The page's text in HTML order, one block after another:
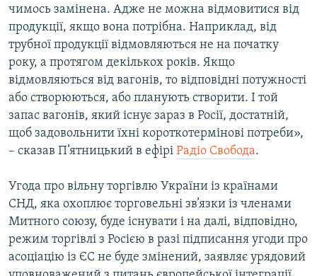
чимось замінена. Адже не можна відмовитися від
продукції, якщо вона потрібна. Наприклад, від
трубної продукції відмовляються не на початку
року, а протягом декількох років. Якщо
відмовляються від вагонів, то відповідні потужності
або створюються, або планують створити. І той
запас вагонів, який існує зараз в Росії, достатній,
щоб задовольнити їхні короткотермінові потреби»,
– сказав П’ятницький в ефірі Радіо Свобода.
Угода про вільну торгівлю України із країнами
СНД, яка охоплює торговельні зв’язки із членами
Митного союзу, буде існувати і на далі, відповідно,
режим торгівлі з Росією в разі підписання угоди про
асоціацію із ЄС не буде змінений, заявляє урядовий